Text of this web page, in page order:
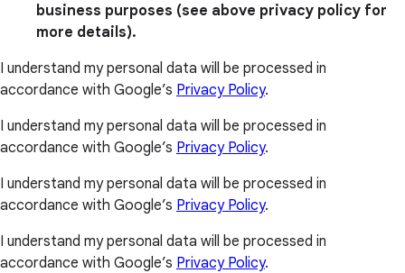
business purposes (see above privacy policy for
more details).
I understand my personal data will be processed in
accordance with Google’s Privacy Policy.
I understand my personal data will be processed in
accordance with Google’s Privacy Policy.
I understand my personal data will be processed in
accordance with Google’s Privacy Policy.
I understand my personal data will be processed in
accordance with Google’s Privacy Policy.